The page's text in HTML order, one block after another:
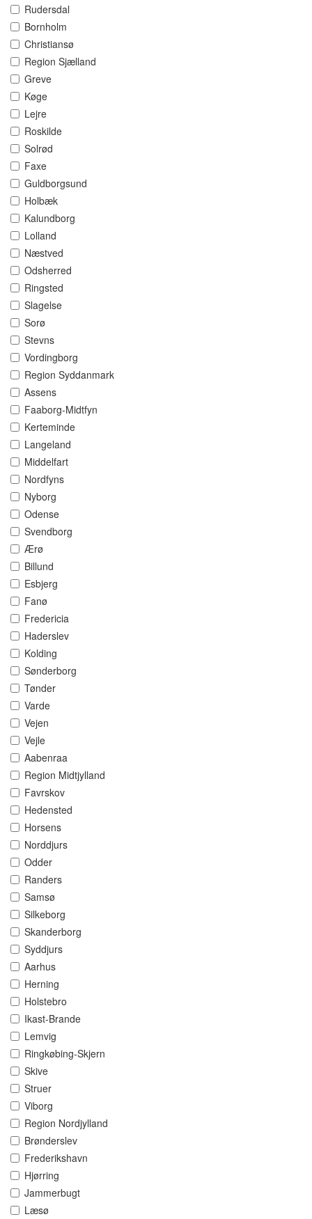
Rudersdal
Bornholm
Christiansø
Region Sjælland
Greve
Køge
Lejre
Roskilde
Solrød
Faxe
Guldborgsund
Holbæk
Kalundborg
Lolland
Næstved
Odsherred
Ringsted
Slagelse
Sorø
Stevns
Vordingborg
Region Syddanmark
Assens
Faaborg-Midtfyn
Kerteminde
Langeland
Middelfart
Nordfyns
Nyborg
Odense
Svendborg
Ærø
Billund
Esbjerg
Fanø
Fredericia
Haderslev
Kolding
Sønderborg
Tønder
Varde
Vejen
Vejle
Aabenraa
Region Midtjylland
Favrskov
Hedensted
Horsens
Norddjurs
Odder
Randers
Samsø
Silkeborg
Skanderborg
Syddjurs
Aarhus
Herning
Holstebro
Ikast-Brande
Lemvig
Ringkøbing-Skjern
Skive
Struer
Viborg
Region Nordjylland
Brønderslev
Frederikshavn
Hjørring
Jammerbugt
Læsø